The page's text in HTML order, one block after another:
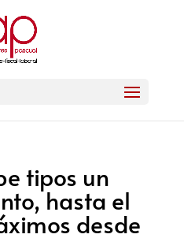
tipos un
hasta el
desde